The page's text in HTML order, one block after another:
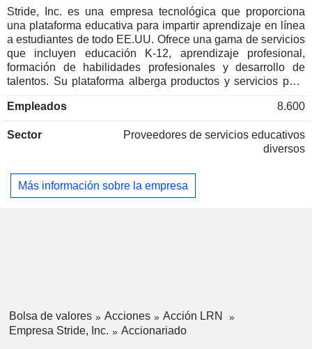
Islas Caimán
0,03 %
España
0,02 %
Finlandia
0,02 %
Singapur
0,01 %
Stride, Inc. es una empresa tecnológica que proporciona
una plataforma educativa para impartir aprendizaje en línea
a estudiantes de todo EE.UU. Ofrece una gama de servicios
que incluyen educación K-12, aprendizaje profesional,
formación de habilidades profesionales y desarrollo de
talentos. Su plataforma alberga productos y servicios para
estudiantes. Estos productos y servicios, que abarcan
apoyo, están diseñados para ayudar a los alumnos de todas
las edades a alcanzar su pleno potencial a través de una
plataforma se dirige a dos mercados en el espacio K-12:
Educación General y Aprendizaje Profesional. Los
Empleados 8.600
Sector
Proveedores de servicios educativos
diversos
Más información sobre la empresa
Bolsa de valores Acciones
Acción LRN
Empresa Stride, Inc.
Accionariado